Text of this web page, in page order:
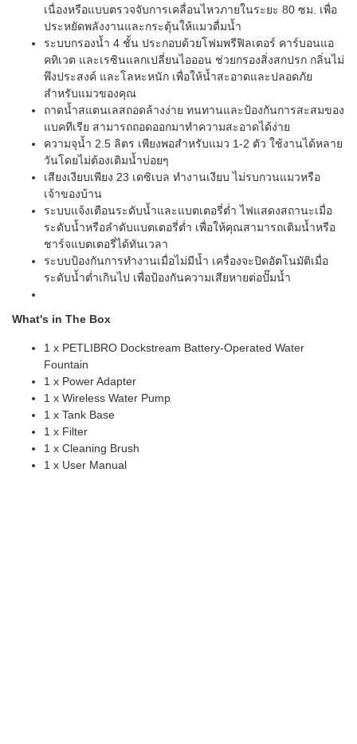
เนื่องหรือแบบตรวจจับการเคลื่อนไหวภายในระยะ 80 ซม. เพื่อ
ประหยัดพลังงานและกระตุ้นให้แมวดื่มน้ำ
ระบบกรองน้ำ 4 ชั้น ประกอบด้วยโฟมพรีฟิลเตอร์ คาร์บอนแอ
คทิเวต และเรซินแลกเปลี่ยนไอออน ช่วยกรองสิ่งสกปรก กลิ่นไม่
พึงประสงค์ และโลหะหนัก เพื่อให้น้ำสะอาดและปลอดภัย
สำหรับแมวของคุณ
ถาดน้ำสแตนเลสถอดล้างง่าย ทนทานและป้องกันการสะสมของ
แบคทีเรีย สามารถถอดออกมาทำความสะอาดได้ง่าย
ความจุน้ำ 2.5 ลิตร เพียงพอสำหรับแมว 1-2 ตัว ใช้งานได้หลาย
วันโดยไม่ต้องเติมน้ำบ่อยๆ
เสียงเงียบเพียง 23 เดซิเบล ทำงานเงียบ ไม่รบกวนแมวหรือ
เจ้าของบ้าน
ระบบแจ้งเตือนระดับน้ำและแบตเตอรี่ต่ำ ไฟแสดงสถานะเมื่อ
ระดับน้ำหรือลำดับแบตเตอรี่ต่ำ เพื่อให้คุณสามารถเติมน้ำหรือ
ชาร์จแบตเตอรี่ได้ทันเวลา
ระบบป้องกันการทำงานเมื่อไม่มีน้ำ เครื่องจะปิดอัตโนมัติเมื่อ
ระดับน้ำต่ำเกินไป เพื่อป้องกันความเสียหายต่อปั๊มน้ำ
What's in The Box
1 x PETLIBRO Dockstream Battery-Operated Water
Fountain
1 x Power Adapter
1 x Wireless Water Pump
1 x Tank Base
1 x Filter
1 x Cleaning Brush
1 x User Manual